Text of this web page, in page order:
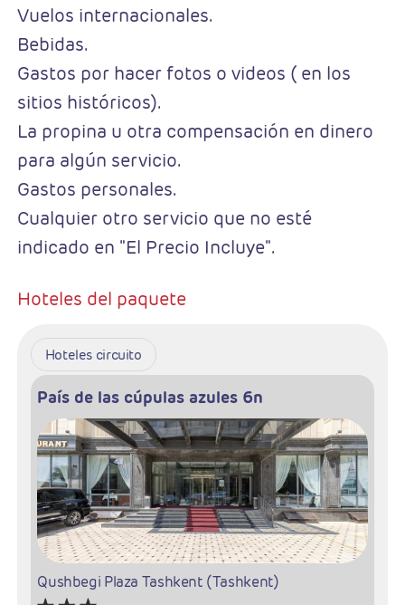
Vuelos internacionales.
Bebidas.
Gastos por hacer fotos o videos ( en los
sitios históricos).
La propina u otra compensación en dinero
para algún servicio.
Gastos personales.
Cualquier otro servicio que no esté
indicado en "El Precio Incluye".
Hoteles del paquete
Hoteles circuito
País de las cúpulas azules 6n
Qushbegi Plaza Tashkent (Tashkent)